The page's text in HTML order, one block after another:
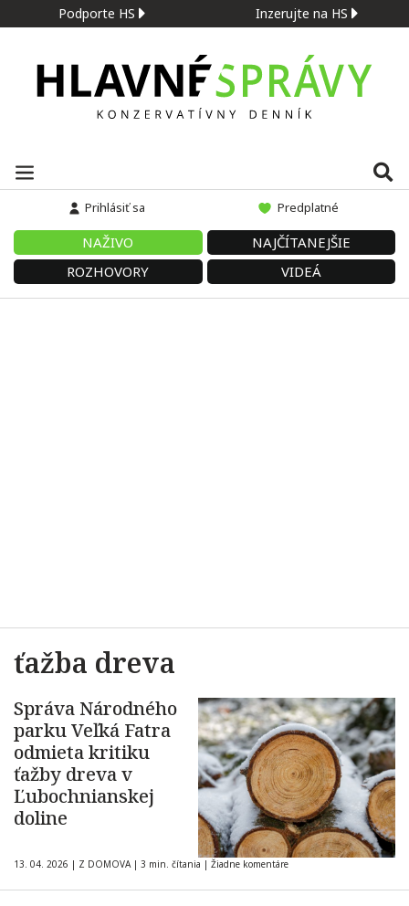
Podporte HS Inzerujte na HS
Prihlásiť sa Predplatné
NAŽIVO
NAJČÍTANEJŠIE
ROZHOVORY
VIDEÁ
ťažba dreva
Správa Národného
parku Veľká Fatra
odmieta kritiku
ťažby dreva v
Ľubochnianskej
doline
13. 04. 2026 | Z DOMOVA | 3 min. čítania | Žiadne komentáre